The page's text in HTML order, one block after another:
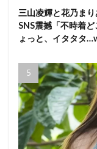
三山凌輝と花乃ま
SNS震撼「不時着
ょっと、イタタタ